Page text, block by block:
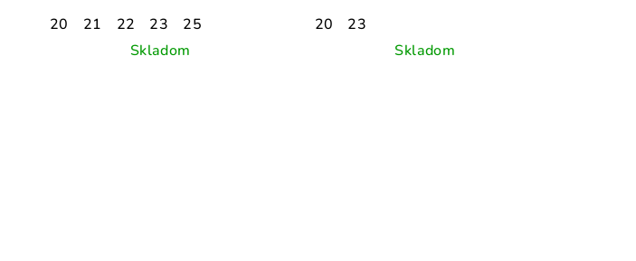
20
21 22 23
25
Skladom
20
23
Skladom